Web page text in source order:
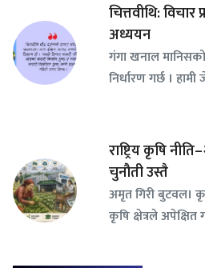
चित्तवीथि: विचार
अध्ययन
गंगा खनाल
निर्धारण गर्छ ।
राष्ट्रिय कृषि
चुनौती उस्तै
अमृत गिरी बुटवल।
कृषि क्षेत्रले